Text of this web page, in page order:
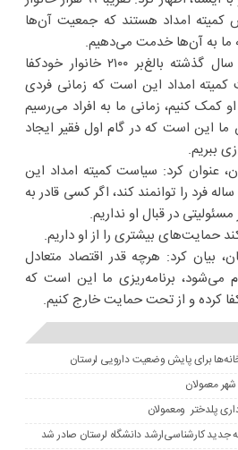
امداد هستند که جمعیت آن‌ها
وی با اشاره به اینکه در سال گذشته بالغ‌بر ۲۱۰۰ خانوار خودکفا
کمیته امداد این است که زمانی فردی
کمک کنیم، ‌زمانی ما به افراد می‌رسیم
این است که در گام اول فقیر ایجاد
ببریم.
عنوان کرد: سیاست کمیته امداد این
فرد را توانمند کند، اگر کسی قادر به
در ‌قبال او نداریم.
حمایت‌های بیشتری را از او داریم.
بیان کرد: هرچه قدر اقتصاد متعادل
می‌شود، برنامه‌ریزی ما این است که
معمولان
پلدختر ومعمولان